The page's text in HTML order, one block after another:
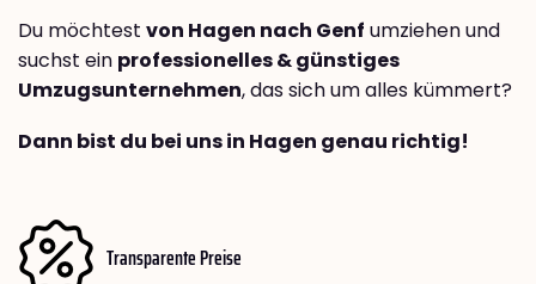
Du möchtest von Hagen nach Genf umziehen und
suchst ein professionelles & günstiges
Umzugsunternehmen, das sich um alles kümmert?
Dann bist du bei uns in Hagen genau richtig!
Transparente Preise